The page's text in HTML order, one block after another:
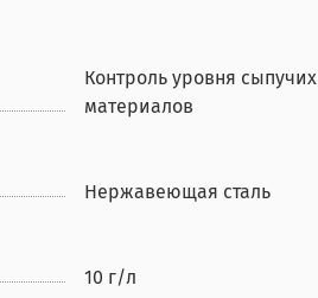
Контроль уровня сыпучих
материалов
Нержавеющая сталь
10 г/л